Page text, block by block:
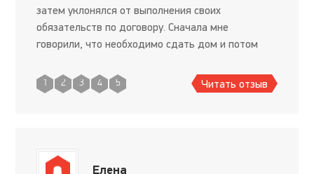
затем уклонялся от выполнения своих
обязательств по договору. Сначала мне
говорили, что необходимо сдать дом и потом
требования, а затем, после подписания договора
п
1 2 3 4 5 Читать отзыв
Елена